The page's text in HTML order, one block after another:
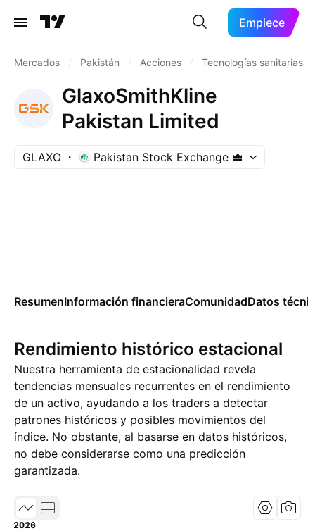
Empiece
Mercados Pakistán Acciones Tecnologías sanitarias
GlaxoSmithKline
Pakistan Limited
GLAXO Pakistan Stock Exchange
ResumenInformación financieraComunidadDatos
Rendimiento histórico estacional
Nuestra herramienta de estacionalidad revela
tendencias mensuales recurrentes en el rendimiento
de un activo, ayudando a los traders a detectar
patrones históricos y posibles movimientos del
índice. No obstante, al basarse en datos históricos,
no debe considerarse como una predicción
garantizada.
2013
2019
2026